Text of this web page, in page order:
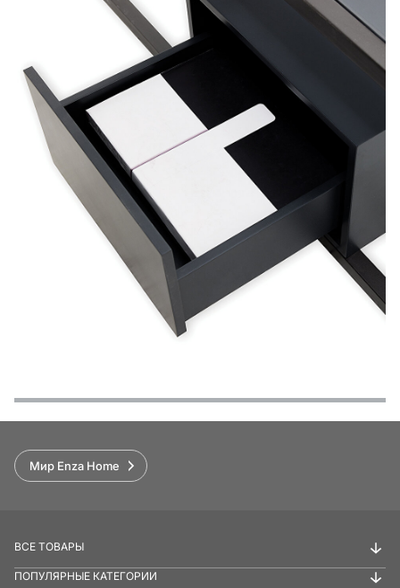
Функции
Варианты оплаты
Условия доставки и возврата
Обзор
Мир Enza Home
ВСЕ ТОВАРЫ
ПОПУЛЯРНЫЕ КАТЕГОРИИ